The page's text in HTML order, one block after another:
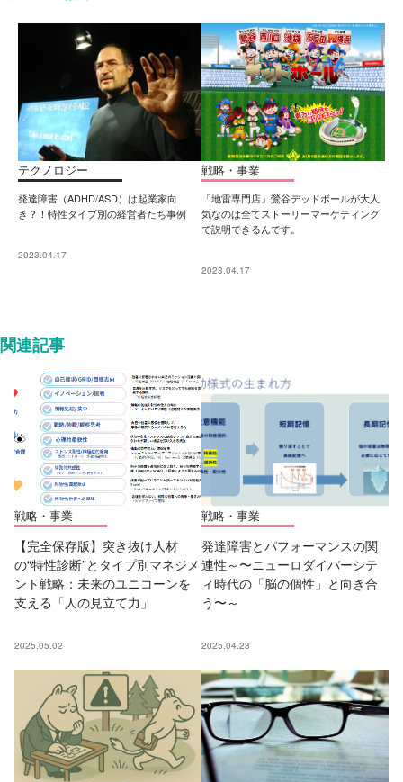
テクノロジー
発達障害（ADHD/ASD）は起業家向
き？！特性タイプ別の経営者たち事例
2023.04.17
戦略・事業
「地雷専門店」鶯谷デッドボールが大人
気なのは全てストーリーマーケティング
で説明できるんです。
2023.04.17
関連記事
戦略・事業
【完全保存版】突き抜け人材
の“特性診断”とタイプ別マネジメ
ント戦略：未来のユニコーンを
支える「人の見立て力」
2025.05.02
戦略・事業
発達障害とパフォーマンスの関
連性～〜ニューロダイバーシテ
ィ時代の「脳の個性」と向き合
う〜～
2025.04.28